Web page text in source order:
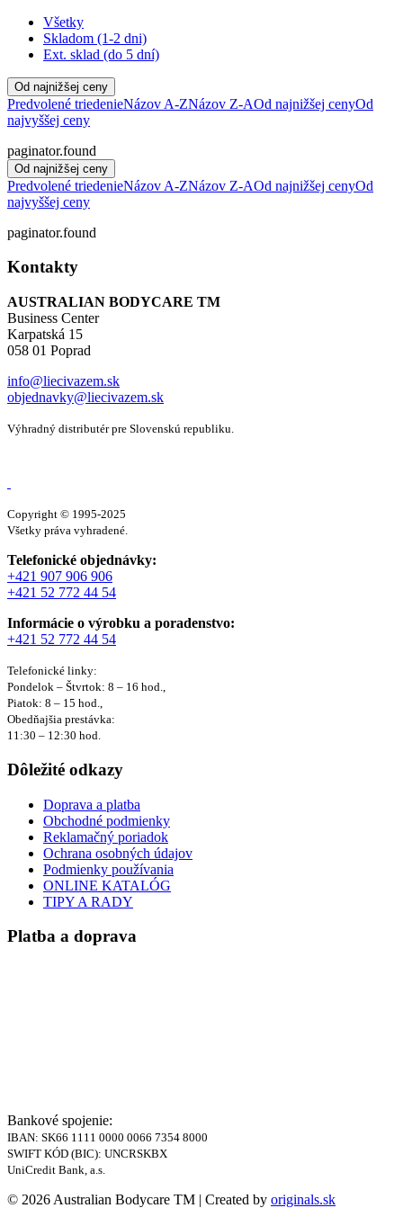
Všetky
Skladom (1-2 dni)
Ext. sklad (do 5 dní)
Od najnižšej ceny
Predvolené triedenieNázov A-ZNázov Z-AOd najnižšej cenyOd
najvyššej ceny
paginator.found
Od najnižšej ceny
Predvolené triedenieNázov A-ZNázov Z-AOd najnižšej cenyOd
najvyššej ceny
paginator.found
Kontakty
AUSTRALIAN BODYCARE TM
Business Center
Karpatská 15
058 01 Poprad
info@liecivazem.sk
objednavky@liecivazem.sk
Výhradný distributér pre Slovenskú republiku.
Copyright © 1995-2025
Všetky práva vyhradené.
Telefonické objednávky:
+421 907 906 906
+421 52 772 44 54
Informácie o výrobku a poradenstvo:
+421 52 772 44 54
Telefonické linky:
Pondelok – Štvrtok: 8 – 16 hod.,
Piatok: 8 – 15 hod.,
Obedňajšia prestávka:
11:30 – 12:30 hod.
Dôležité odkazy
Doprava a platba
Obchodné podmienky
Reklamačný poriadok
Ochrana osobných údajov
Podmienky používania
ONLINE KATALÓG
TIPY A RADY
Platba a doprava
Bankové spojenie:
IBAN: SK66 1111 0000 0066 7354 8000
SWIFT KÓD (BIC): UNCRSKBX
UniCredit Bank, a.s.
© 2026 Australian Bodycare TM | Created by originals.sk